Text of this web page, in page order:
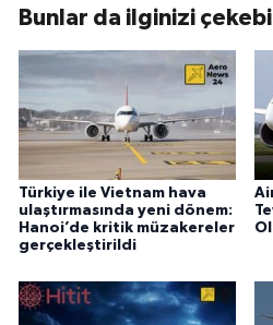
Bunlar da ilginizi
Türkiye ile Vietnam hava
ulaştırmasında yeni dönem:
Hanoi’de kritik müzakereler
gerçekleştirildi